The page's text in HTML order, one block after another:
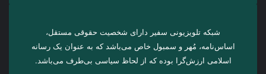
شبکه تلویزیونی سفیر دارای شخصیت حقوقی مستقل،
اساس‌نامه، مُهر و سمبول خاص می‌باشد که به عنوان یک رسانه
اسلامی ارزش‌گرا بوده که از لحاظ سیاسی بی‌طرف می‌باشد.